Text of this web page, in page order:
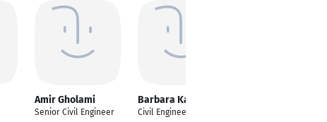
Amir Gholami
Senior Civil Engineer
Barbara Karg
Civil Engineer